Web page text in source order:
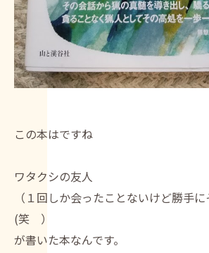
この本はですね
ワタクシの友人
（１回しか会ったことないけど勝手
(笑 ）
が書いた本なんです。